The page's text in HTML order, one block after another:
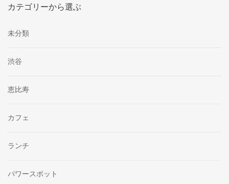
カテゴリーから選ぶ
未分類
渋谷
恵比寿
カフェ
ランチ
パワースポット